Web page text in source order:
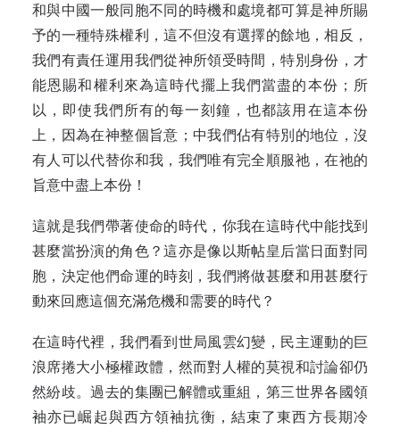
和與中國一般同胞不同的時機和處境都可算是神所賜
予的一種特殊權利，這不但沒有選擇的餘地，相反，
我們有責任運用我們從神所領受時間，特別身份，才
能恩賜和權利來為這時代擺上我們當盡的本份；所
以，即使我們所有的每一刻鐘，也都該用在這本份
上，因為在神整個旨意；中我們佔有特別的地位，沒
有人可以代替你和我，我們唯有完全順服祂，在祂的
旨意中盡上本份！
這就是我們帶著使命的時代，你我在這時代中能找到
甚麼當扮演的角色？這亦是像以斯帖皇后當日面對同
胞，決定他們命運的時刻，我們將做甚麼和用甚麼行
動來回應這個充滿危機和需要的時代？
在這時代裡，我們看到世局風雲幻變，民主運動的巨
浪席捲大小極權政體，然而對人權的莫視和討論卻仍
然紛歧。過去的集團已解體或重組，第三世界各國領
袖亦已崛起與西方領袖抗衡，結束了東西方長期冷